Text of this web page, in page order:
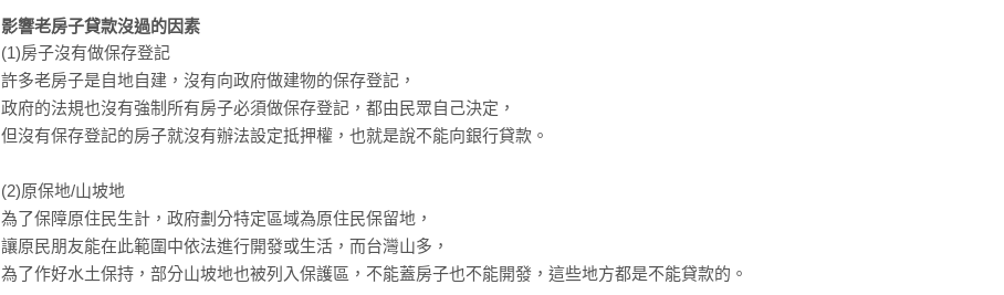
影響老房子貸款沒過的因素
(1)房子沒有做保存登記
許多老房子是自地自建，沒有向政府做建物的保存登記，
政府的法規也沒有強制所有房子必須做保存登記，都由民眾自己決定，
但沒有保存登記的房子就沒有辦法設定抵押權，也就是說不能向銀行貸款。
(2)原保地/山坡地
為了保障原住民生計，政府劃分特定區域為原住民保留地，
讓原民朋友能在此範圍中依法進行開發或生活，而台灣山多，
為了作好水土保持，部分山坡地也被列入保護區，不能蓋房子也不能開發，這些地方都是不能貸款的。